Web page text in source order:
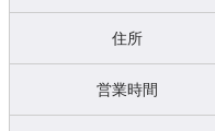
住所
営業時間